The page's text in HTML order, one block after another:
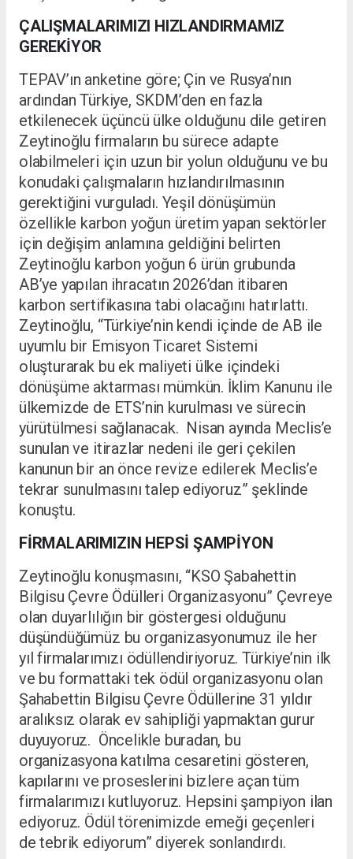
ÇALIŞMALARIMIZI HIZLANDIRMAMIZ
GEREKİYOR
TEPAV’ın anketine göre; Çin ve Rusya’nın
ardından Türkiye, SKDM’den en fazla
etkilenecek üçüncü ülke olduğunu dile getiren
Zeytinoğlu firmaların bu sürece adapte
olabilmeleri için uzun bir yolun olduğunu ve bu
konudaki çalışmaların hızlandırılmasının
gerektiğini vurguladı. Yeşil dönüşümün
özellikle karbon yoğun üretim yapan sektörler
için değişim anlamına geldiğini belirten
Zeytinoğlu karbon yoğun 6 ürün grubunda
AB’ye yapılan ihracatın 2026’dan itibaren
karbon sertifikasına tabi olacağını hatırlattı.
Zeytinoğlu, “Türkiye’nin kendi içinde de AB ile
uyumlu bir Emisyon Ticaret Sistemi
oluşturarak bu ek maliyeti ülke içindeki
dönüşüme aktarması mümkün. İklim Kanunu ile
ülkemizde de ETS’nin kurulması ve sürecin
yürütülmesi sağlanacak. Nisan ayında Meclis’e
sunulan ve itirazlar nedeni ile geri çekilen
kanunun bir an önce revize edilerek Meclis’e
tekrar sunulmasını talep ediyoruz” şeklinde
konuştu.
FİRMALARIMIZIN HEPSİ ŞAMPİYON
Zeytinoğlu konuşmasını, “KSO Şabahettin
Bilgisu Çevre Ödülleri Organizasyonu” Çevreye
olan duyarlılığın bir göstergesi olduğunu
düşündüğümüz bu organizasyonumuz ile her
yıl firmalarımızı ödüllendiriyoruz. Türkiye’nin ilk
ve bu formattaki tek ödül organizasyonu olan
Şahabettin Bilgisu Çevre Ödüllerine 31 yıldır
aralıksız olarak ev sahipliği yapmaktan gurur
duyuyoruz. Öncelikle buradan, bu
organizasyona katılma cesaretini gösteren,
kapılarını ve proseslerini bizlere açan tüm
firmalarımızı kutluyoruz. Hepsini şampiyon ilan
ediyoruz. Ödül törenimizde emeği geçenleri
de tebrik ediyorum” diyerek sonlandırdı.